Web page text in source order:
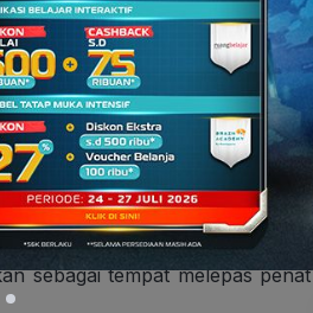
budaya angklung.
di dalamnya, pada tanggal 18
Budaya Takbenda Dunia oleh
ribuan meter di atas
sebagai tempat melepas penat